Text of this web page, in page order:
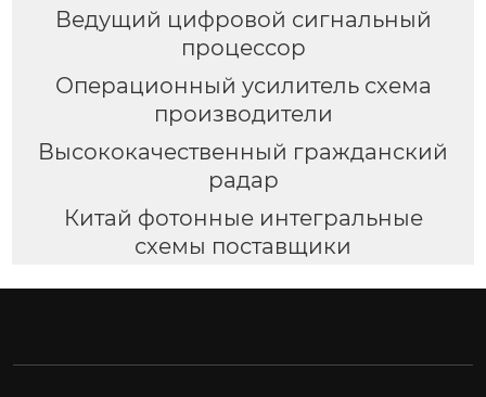
Ведущий цифровой сигнальный
процессор
Операционный усилитель схема
производители
Высококачественный гражданский
радар
Китай фотонные интегральные
схемы поставщики